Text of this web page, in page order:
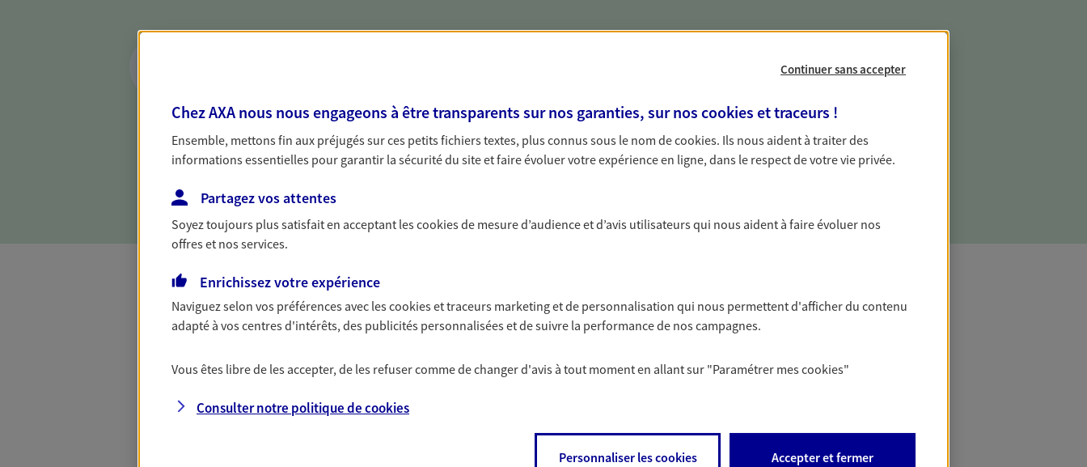
Parce qu'avant de définir une stratégie, il est nécessaire
d'établir un bon diagnostic, nous vous accompagnons pour
dresser un bilan complet de votre situation. Une analyse
solide pour vous formuler des conseils cohérents avec vos
Nous sommes à votre écoute pour vous proposer des
solutions assurantielles couvrant les risques liés à votre
activité, mais aussi les risques liés à votre vie privée. Un seul
interlocuteur pour tous vos besoins, ça change tout.
Toutes nos solutions AXA Épargne et Protection
Continuer sans accepter
Chez AXA nous nous engageons à être transparents sur nos garanties, sur nos cookies et traceurs !
Ensemble, mettons fin aux préjugés sur ces petits fichiers textes, plus connus sous le nom decookies. Ils nous aident à traiter des
informations essentielles pour garantir la sécurité du site et faire évoluer votre expérience en ligne, dans le respect de votre vie privée.
Partagez vos attentes
Soyez toujours plus satisfait en acceptant lescookiesde mesure d’audience et d’avis utilisateurs qui nous aident à faire évoluer nos
offres et nos services.
Enrichissez votre expérience
Naviguez selon vos préférences avec lescookies et traceurs marketing et de personnalisation qui nous permettent d'afficher du contenu
adapté à vos centres d'intérêts, des publicités personnalisées et de suivre la performance de nos campagnes.
Vous êtes libre de les accepter, de les refuser comme de changer d'avis à tout moment en allant sur "Paramétrer mescookies"
Consulter notre politique decookies
Personnaliser les cookies Accepter et fermer